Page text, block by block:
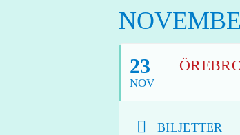
23
NOV
BILJETTER